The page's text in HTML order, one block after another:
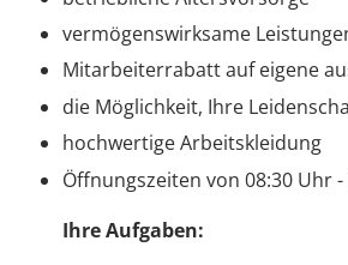
vermögenswirksame
Mitarbeiterrabatt auf eigene
die Möglichkeit, Ihre
hochwertige Arbeitskleidung
Öffnungszeiten von 08:30 Uhr
Ihre Aufgaben: